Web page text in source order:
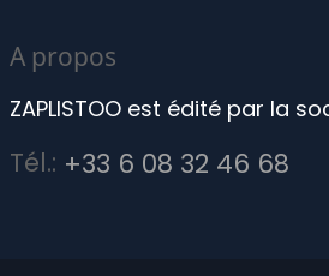
A propos
ZAPLISTOO est édité par la
Tél.: +33 6 08 32 46 68